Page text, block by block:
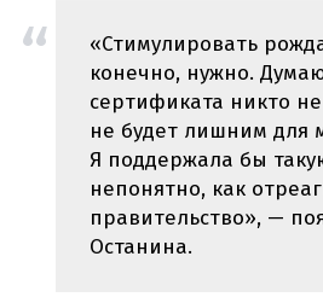
«Стимулировать
конечно, нужно.
сертификата никто
не будет лишним для
Я поддержала бы
непонятно, как
правительство», —
Останина.